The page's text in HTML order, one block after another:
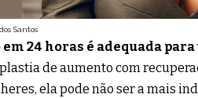
Santos
24 horas é adequada para
de aumento com
ela pode não ser a mais